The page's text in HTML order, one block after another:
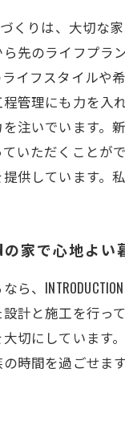
家づくりは、大
先のライフプラ
イフスタイルや
管理にも力を入
注いでいます。
いただくことが
供しています。
の家で心地よ
ら、
計と施工を行っ
切にしています
時間を過ごせます